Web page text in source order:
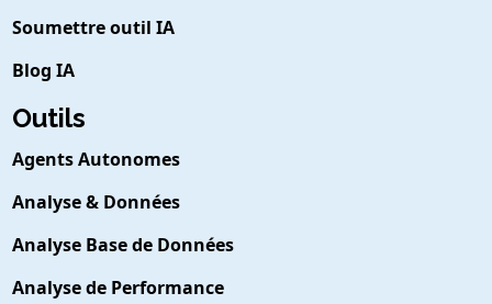
Soumettre outil IA
Blog IA
Outils
Agents Autonomes
Analyse & Données
Analyse Base de Données
Analyse de Performance